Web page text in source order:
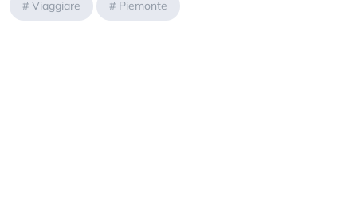
# Viaggiare # Piemonte